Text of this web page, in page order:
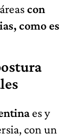
con
como es
es y
con un